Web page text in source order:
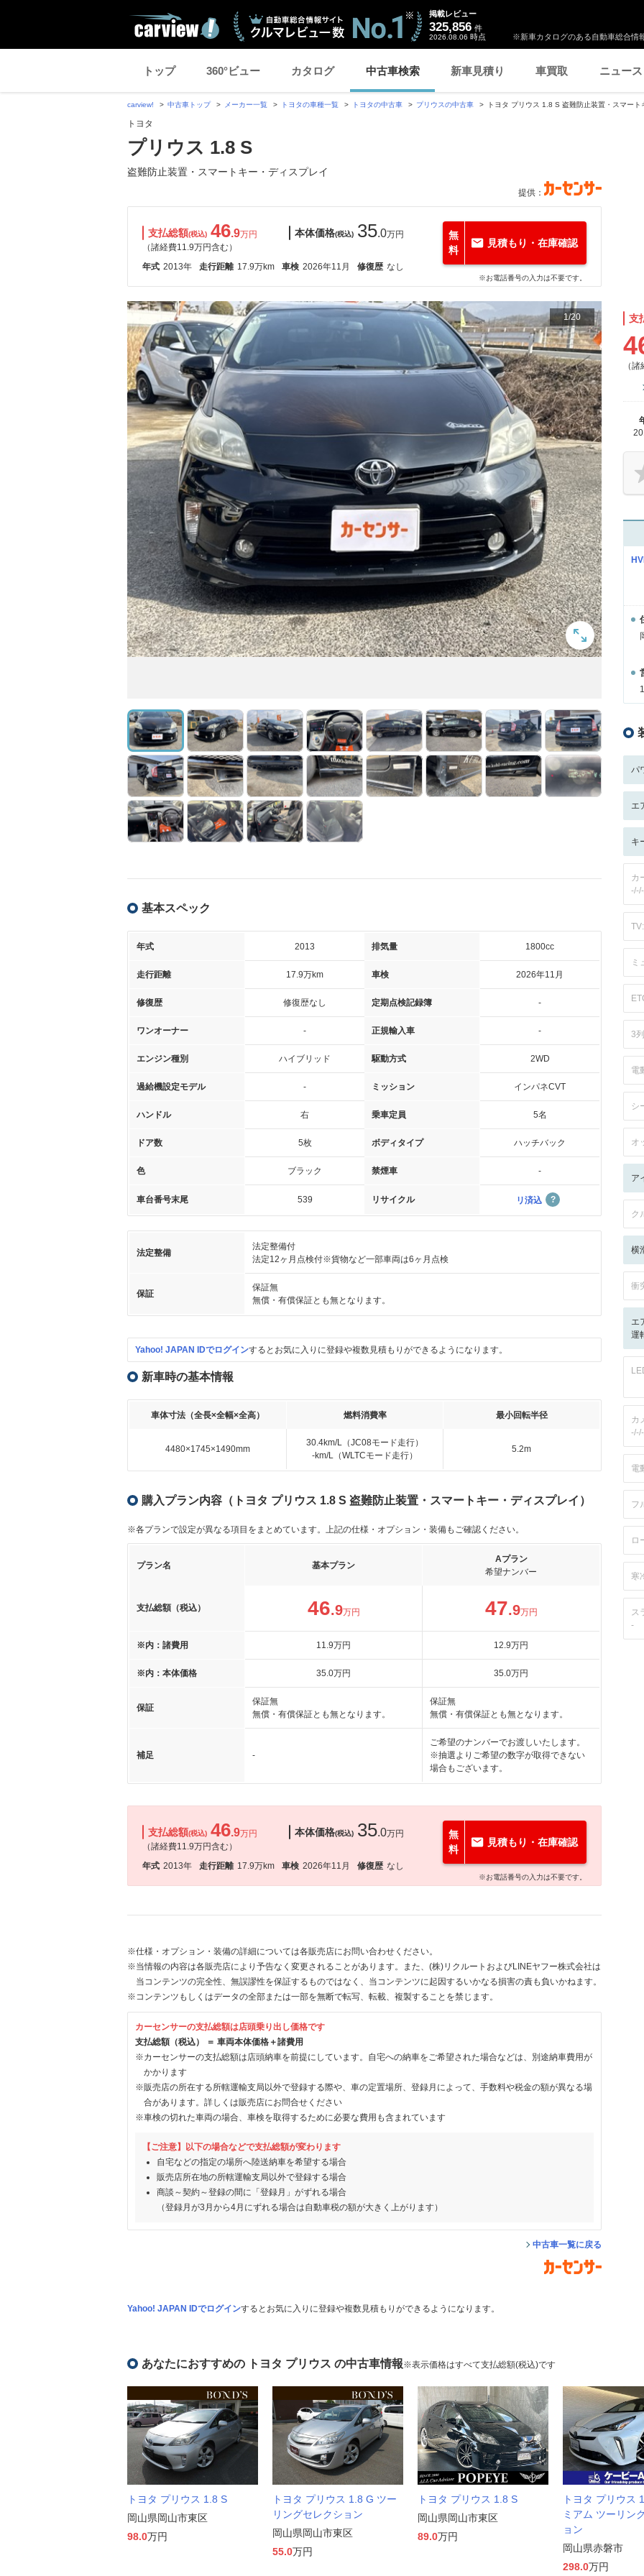
※新車カタログのある自動車総合情
掲載レビュー
325,856 件
2026.08.06 時点
トップ 360°ビュー カタログ 中古車検索 新車見積り 車買取 ニュース
carview! 中古車トップ メーカー一覧 トヨタの車種一覧 トヨタの中古車 プリウスの中古車 トヨタ プリウス 1.8 S 盗難防止装置・スマート
トヨタ
プリウス 1.8 S
盗難防止装置・スマートキー・ディスプレイ
提供：
支払総額(税込) 46.9万円
（諸経費11.9万円含む）
本体価格(税込) 35.0万円
年式 2013年 走行距離 17.9万km 車検 2026年11月 修復歴 なし
無
料
見積もり・在庫確認
※お電話番号の入力は不要です。
1/20
基本スペック
年式 2013 排気量 1800cc
走行距離 17.9万km 車検 2026年11月
修復歴 修復歴なし 定期点検記録簿 -
ワンオーナー - 正規輸入車 -
エンジン種別 ハイブリッド 駆動方式 2WD
過給機設定モデル - ミッション インパネCVT
ハンドル 右 乗車定員 5名
ドア数 5枚 ボディタイプ ハッチバック
色 ブラック 禁煙車 -
車台番号末尾 539 リサイクル リ済込
法定整備
法定整備付
法定12ヶ月点検付※貨物など一部車両は6ヶ月点検
保証
保証無
無償・有償保証とも無となります。
Yahoo! JAPAN IDでログインするとお気に入りに登録や複数見積もりができるようになります。
新車時の基本情報
車体寸法（全長×全幅×全高） 燃料消費率 最小回転半径
4480×1745×1490mm
30.4km/L（JC08モード走行）
-km/L（WLTCモード走行）
5.2m
購入プラン内容（トヨタ プリウス 1.8 S 盗難防止装置・スマートキー・ディスプレイ）
※各プランで設定が異なる項目をまとめています。上記の仕様・オプション・装備もご確認ください。
プラン名 基本プラン
Aプラン
希望ナンバー
支払総額（税込） 46.9万円 47.9万円
※内：諸費用 11.9万円 12.9万円
※内：本体価格 35.0万円 35.0万円
保証
保証無
無償・有償保証とも無となります。
保証無
無償・有償保証とも無となります。
補足 -
ご希望のナンバーでお渡しいたします。
※抽選よりご希望の数字が取得できない
場合もございます。
支払総額(税込) 46.9万円
（諸経費11.9万円含む）
本体価格(税込) 35.0万円
年式 2013年 走行距離 17.9万km 車検 2026年11月 修復歴 なし
無
料
見積もり・在庫確認
※お電話番号の入力は不要です。
※仕様・オプション・装備の詳細については各販売店にお問い合わせください。
※当情報の内容は各販売店により予告なく変更されることがあります。また、(株)リクルートおよびLINEヤフー株式会社は
当コンテンツの完全性、無誤謬性を保証するものではなく、当コンテンツに起因するいかなる損害の責も負いかねます。
※コンテンツもしくはデータの全部または一部を無断で転写、転載、複製することを禁じます。
カーセンサーの支払総額は店頭乗り出し価格です
支払総額（税込） ＝ 車両本体価格＋諸費用
※カーセンサーの支払総額は店頭納車を前提にしています。自宅への納車をご希望された場合などは、別途納車費用が
かかります
※販売店の所在する所轄運輸支局以外で登録する際や、車の定置場所、登録月によって、手数料や税金の額が異なる場
合があります。詳しくは販売店にお問合せください
※車検の切れた車両の場合、車検を取得するために必要な費用も含まれています
【ご注意】以下の場合などで支払総額が変わります
自宅などの指定の場所へ陸送納車を希望する場合
販売店所在地の所轄運輸支局以外で登録する場合
商談～契約～登録の間に「登録月」がずれる場合
（登録月が3月から4月にずれる場合は自動車税の額が大きく上がります）
中古車一覧に戻る
Yahoo! JAPAN IDでログインするとお気に入りに登録や複数見積もりができるようになります。
支
（
パ
エ
キ
カ
ミ
3
電
シ
オ
ア
ク
横
衝
エ
運
カ
電
フ
ロ
寒
ス
-
あなたにおすすめの トヨタ プリウス の中古車情報※表示価格はすべて支払総額(税込)です
トヨタ プリウス 1.8 S
岡山県岡山市東区
98.0万円
トヨタ プリウス 1.8 G ツー
リングセレクション
岡山県岡山市東区
55.0万円
トヨタ プリウス 1.8 S
岡山県岡山市東区
89.0万円
トヨタ プリウス
ミアム ツーリン
ョン
岡山県赤磐市
298.0万円